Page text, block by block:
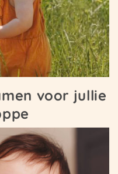
voor jullie